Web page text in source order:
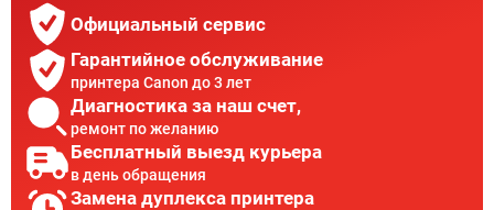
Официальный сервис
Гарантийное обслуживание
принтера Canon до 3 лет
Диагностика за наш счет,
ремонт по желанию
Бесплатный выезд курьера
в день обращения
Замена дуплекса принтера